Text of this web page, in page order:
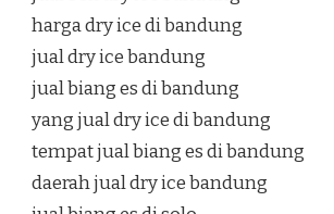
harga dry ice di bandung
jual dry ice bandung
jual biang es di bandung
yang jual dry ice di bandung
tempat jual biang es di bandung
daerah jual dry ice bandung